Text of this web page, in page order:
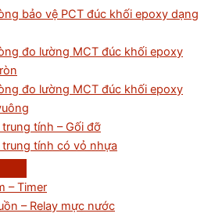
bảo vệ PCT đúc khối epoxy dạng
đo lường MCT đúc khối epoxy
đo lường MCT đúc khối epoxy
tính – Gối đỡ
tính có vỏ nhựa
– Timer
– Relay mực nước